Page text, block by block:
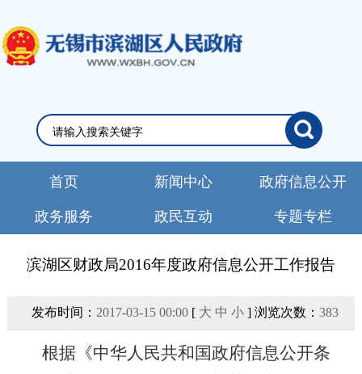
首页 新闻中心 政府信息公开
政务服务 政民互动 专题专栏
滨湖区财政局2016年度政府信息公开工作报告
发布时间： 2017-03-15 00:00[ 大 中 小] 浏览次数： 383
根据《中华人民共和国政府信息公开条